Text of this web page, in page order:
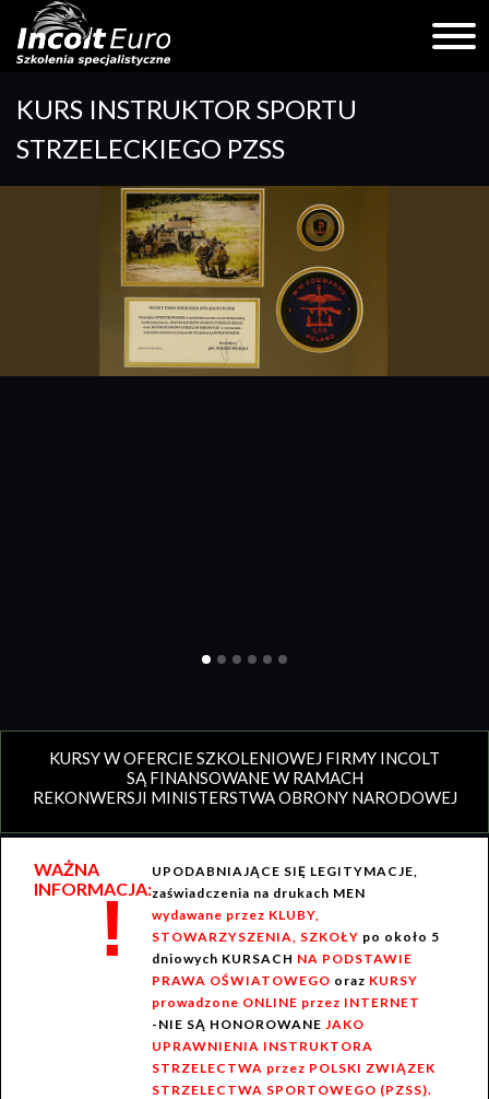
content
KURS INSTRUKTOR SPORTU
STRZELECKIEGO PZSS
KURSY W OFERCIE SZKOLENIOWEJ FIRMY INCOLT
SĄ FINANSOWANE W RAMACH
REKONWERSJI MINISTERSTWA OBRONY NARODOWEJ
WAŻNA
INFORMACJA:
!
UPODABNIAJĄCE SIĘ LEGITYMACJE,
zaświadczenia na drukach MEN
wydawane przez KLUBY,
STOWARZYSZENIA, SZKOŁY po około 5
dniowych KURSACH NA PODSTAWIE
PRAWA OŚWIATOWEGO oraz KURSY
prowadzone ONLINE przez INTERNET
-NIE SĄ HONOROWANE JAKO
UPRAWNIENIA INSTRUKTORA
STRZELECTWA przez POLSKI ZWIĄZEK
STRZELECTWA SPORTOWEGO (PZSS).